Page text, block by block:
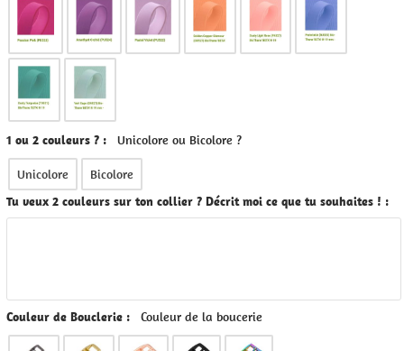
1 ou 2 couleurs ? : Unicolore ou Bicolore ?
Unicolore
Bicolore
Tu veux 2 couleurs sur ton collier ? Décrit moi ce que tu souhaites ! :
Couleur de Bouclerie : Couleur de la boucerie